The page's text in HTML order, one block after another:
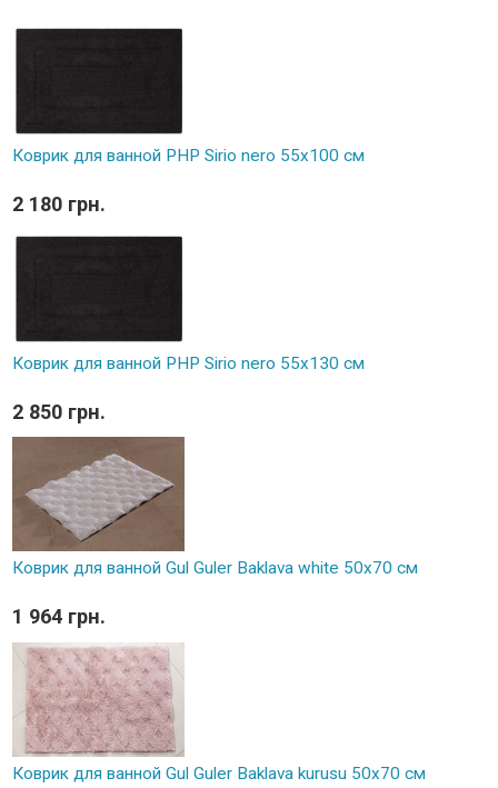
Коврик для ванной PHP Sirio nero 55x100 см
2 180 грн.
Коврик для ванной PHP Sirio nero 55x130 см
2 850 грн.
Коврик для ванной Gul Guler Baklava white 50х70 см
1 964 грн.
Коврик для ванной Gul Guler Baklava kurusu 50х70 см